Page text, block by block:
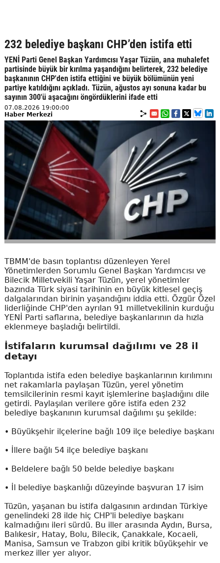
232 belediye başkanı CHP’den istifa etti
YENİ Parti Genel Başkan Yardımcısı Yaşar Tüzün, ana muhalefet
partisinde büyük bir kırılma yaşandığını belirterek, 232 belediye
başkanının CHP'den istifa ettiğini ve büyük bölümünün yeni
partiye katıldığını açıkladı. Tüzün, ağustos ayı sonuna kadar bu
sayının 300'ü aşacağını öngördüklerini ifade etti
07.08.2026 19:00:00
Haber Merkezi
TBMM'de basın toplantısı düzenleyen Yerel
Yönetimlerden Sorumlu Genel Başkan Yardımcısı ve
Bilecik Milletvekili Yaşar Tüzün, yerel yönetimler
bazında Türk siyasi tarihinin en büyük kitlesel geçiş
dalgalarından birinin yaşandığını iddia etti. Özgür Özel
liderliğinde CHP'den ayrılan 91 milletvekilinin kurduğu
YENİ Parti saflarına, belediye başkanlarının da hızla
eklenmeye başladığı belirtildi.
İstifaların kurumsal dağılımı ve 28 il
detayı
Toplantıda istifa eden belediye başkanlarının kırılımını
net rakamlarla paylaşan Tüzün, yerel yönetim
temsilcilerinin resmi kayıt işlemlerine başladığını dile
getirdi. Paylaşılan verilere göre istifa eden 232
belediye başkanının kurumsal dağılımı şu şekilde:
• Büyükşehir ilçelerine bağlı 109 ilçe belediye başkanı
• İllere bağlı 54 ilçe belediye başkanı
• Beldelere bağlı 50 belde belediye başkanı
• İl belediye başkanlığı düzeyinde başvuran 17 isim
Tüzün, yaşanan bu istifa dalgasının ardından Türkiye
genelindeki 28 ilde hiç CHP'li belediye başkanı
kalmadığını ileri sürdü. Bu iller arasında Aydın, Bursa,
Balıkesir, Hatay, Bolu, Bilecik, Çanakkale, Kocaeli,
Manisa, Samsun ve Trabzon gibi kritik büyükşehir ve
merkez iller yer alıyor.